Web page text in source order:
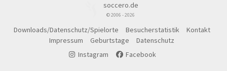
soccero.de
© 2006 - 2026
Downloads/Datenschutz/Spielorte Besucherstatistik
Kontakt
Impressum
Geburtstage
Datenschutz
Instagram
Facebook